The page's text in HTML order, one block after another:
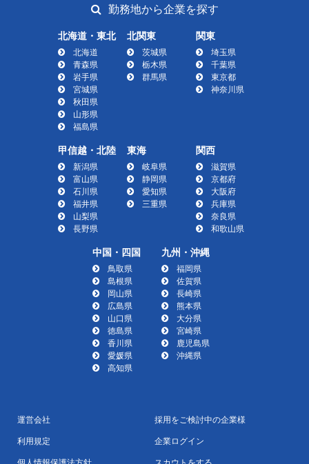
勤務地から企業を探す
北海道・東北
北海道
青森県
岩手県
宮城県
秋田県
山形県
福島県
北関東
茨城県
栃木県
群馬県
関東
埼玉県
千葉県
東京都
神奈川県
甲信越・北陸
新潟県
富山県
石川県
福井県
山梨県
長野県
東海
岐阜県
静岡県
愛知県
三重県
関西
滋賀県
京都府
大阪府
兵庫県
奈良県
和歌山県
中国・四国
鳥取県
島根県
岡山県
広島県
山口県
徳島県
香川県
愛媛県
高知県
九州・沖縄
福岡県
佐賀県
長崎県
熊本県
大分県
宮崎県
鹿児島県
沖縄県
運営会社
利用規定
採用をご検討中の企業様
企業ログイン